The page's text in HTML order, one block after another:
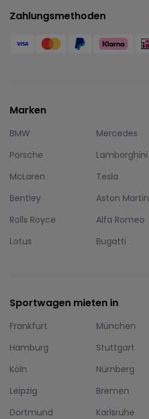
Zahlungsmethoden
Marken
BMW Mercedes
Porsche
Lamborghini
McLaren
Tesla
Bentley
Aston Martin
Rolls Royce
Alfa Romeo
Lotus
Bugatti
Sportwagen mieten in
Frankfurt München
Hamburg
Stuttgart
Köln
Nürnberg
Leipzig
Bremen
Dortmund
Karlsruhe